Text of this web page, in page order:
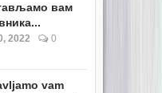
вам
2022 0
vam